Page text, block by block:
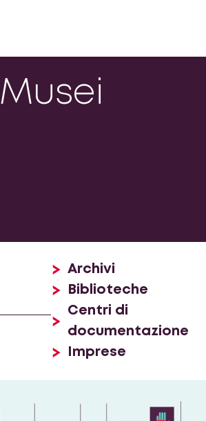
Archivi
Biblioteche
Centri di
documentazione
Imprese
Musei